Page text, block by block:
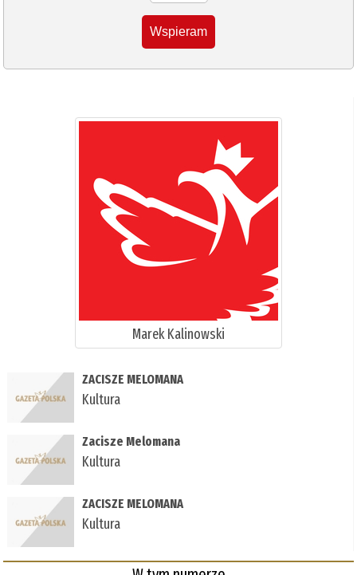
Wspieram
Marek Kalinowski
ZACISZE MELOMANA
Kultura
Zacisze Melomana
Kultura
ZACISZE MELOMANA
Kultura